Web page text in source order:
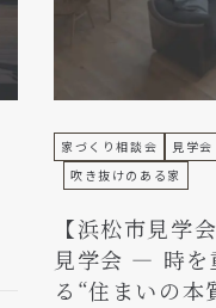
家づくり相談会 見学会
吹き抜けのある家
【浜松市見学
見学会 — 時を
る“住まいの